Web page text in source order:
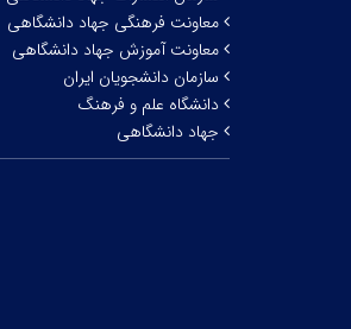
معاونت فرهنگی جهاد دانشگاهی
معاونت آموزش جهاد دانشگاهی
سازمان دانشجویان ایران
دانشگاه علم و فرهنگ
جهاد دانشگاهی